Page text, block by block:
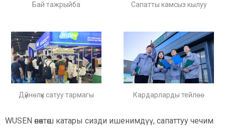
Бай тажрыйба Сапатты камсыз кылуу
Дүйнөлүк сатуу тармагы Кардарларды тейлөө
WUSEN өнөктөш катары сизди ишенимдүү, сапаттуу чечим